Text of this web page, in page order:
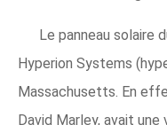
Le panneau solaire
Hyperion Systems
Massachusetts. En
David Marley, avait